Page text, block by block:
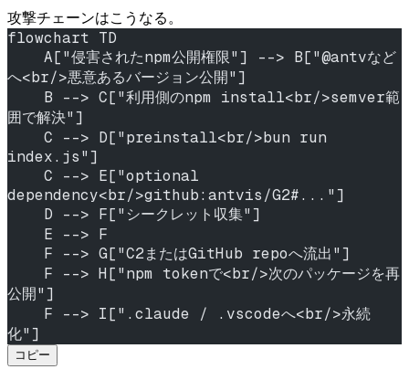
攻撃チェーンはこうなる。
flowchart TD
へ<br/>悪意あるバージョン公開"]
囲で解決"]
index.js"]
dependency<br/>github:antvis/G2#..."]
    D --> F["シークレット収集"]
    E --> F
    F --> G["C2またはGitHub repoへ流出"]
公開"]
化"]
コピー